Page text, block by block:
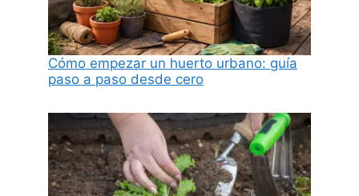
Cómo empezar un huerto urbano: guía
paso a paso desde cero